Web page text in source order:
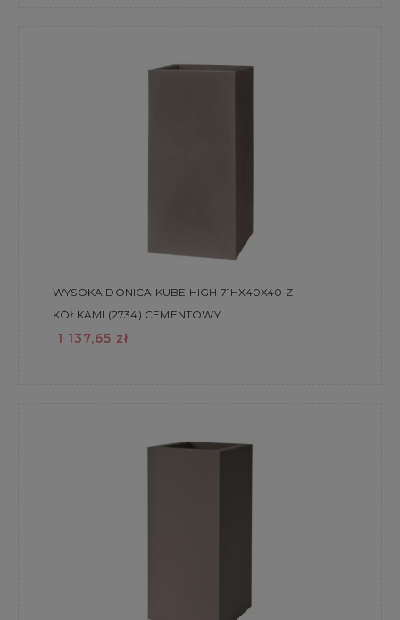
WYSOKA DONICA KUBE HIGH 71HX40X40 Z
KÓŁKAMI (2734) CEMENTOWY
1 137,65 zł